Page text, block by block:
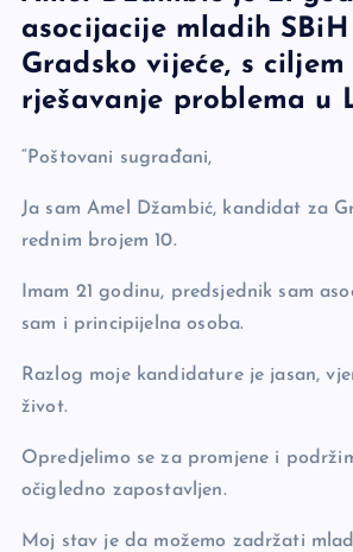
e
b
o
o
y
Li
n
k
n
g
er
e
asocijacije mladih
Gradsko vijeće, s
rješavanje problema u
“Poštovani sugrađani,
Ja sam Amel Džambić, kandidat za
rednim brojem 10.
Imam 21 godinu, predsjednik sam
sam i principijelna osoba.
Razlog moje kandidature je jasan,
život.
Opredjelimo se za promjene i
očigledno zapostavljen.
Moj stav je da možemo zadržati